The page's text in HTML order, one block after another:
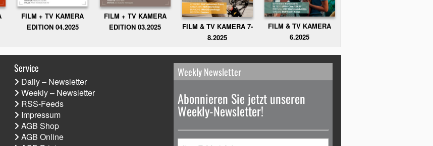
FILM + TV KAMERA
EDITION 04.2025
FILM + TV KAMERA
EDITION 03.2025
FILM & TV KAMERA 7-
8.2025
FILM & TV KAMERA
6.2025
Service
Daily – Newsletter
Weekly – Newsletter
RSS-Feeds
Impressum
AGB Shop
AGB Online
Weekly Newsletter
Abonnieren Sie jetzt unseren
Weekly-Newsletter!